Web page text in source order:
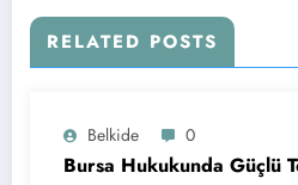
RELATED POSTS
Belkide 0
Bursa Hukukunda Güçlü